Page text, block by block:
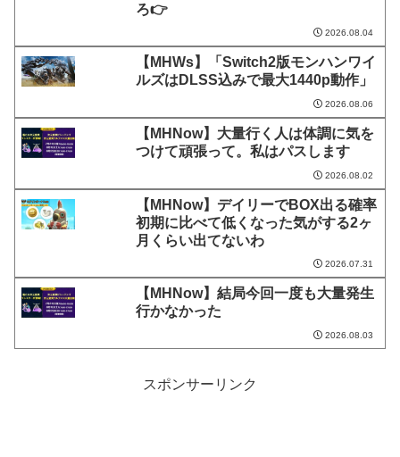
ろ👉
2026.08.04
【MHWs】「Switch2版モンハンワイ
ルズはDLSS込みで最大1440p動作」
2026.08.06
【MHNow】大量行く人は体調に気を
つけて頑張って。私はパスします
2026.08.02
【MHNow】デイリーでBOX出る確率
初期に比べて低くなった気がする2ヶ
月くらい出てないわ
2026.07.31
【MHNow】結局今回一度も大量発生
行かなかった
2026.08.03
スポンサーリンク